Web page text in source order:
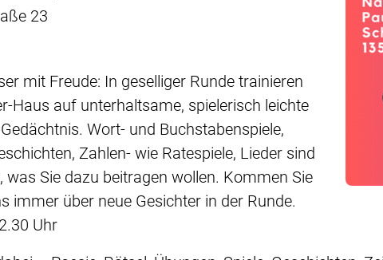
23
mit Freude: In geselliger Runde trainieren
Haus auf unterhaltsame, spielerisch leichte
Wort- und Buchstabenspiele,
Zahlen- wie Ratespiele, Lieder sind
was Sie dazu beitragen wollen. Kommen Sie
immer über neue Gesichter in der Runde.
Uhr